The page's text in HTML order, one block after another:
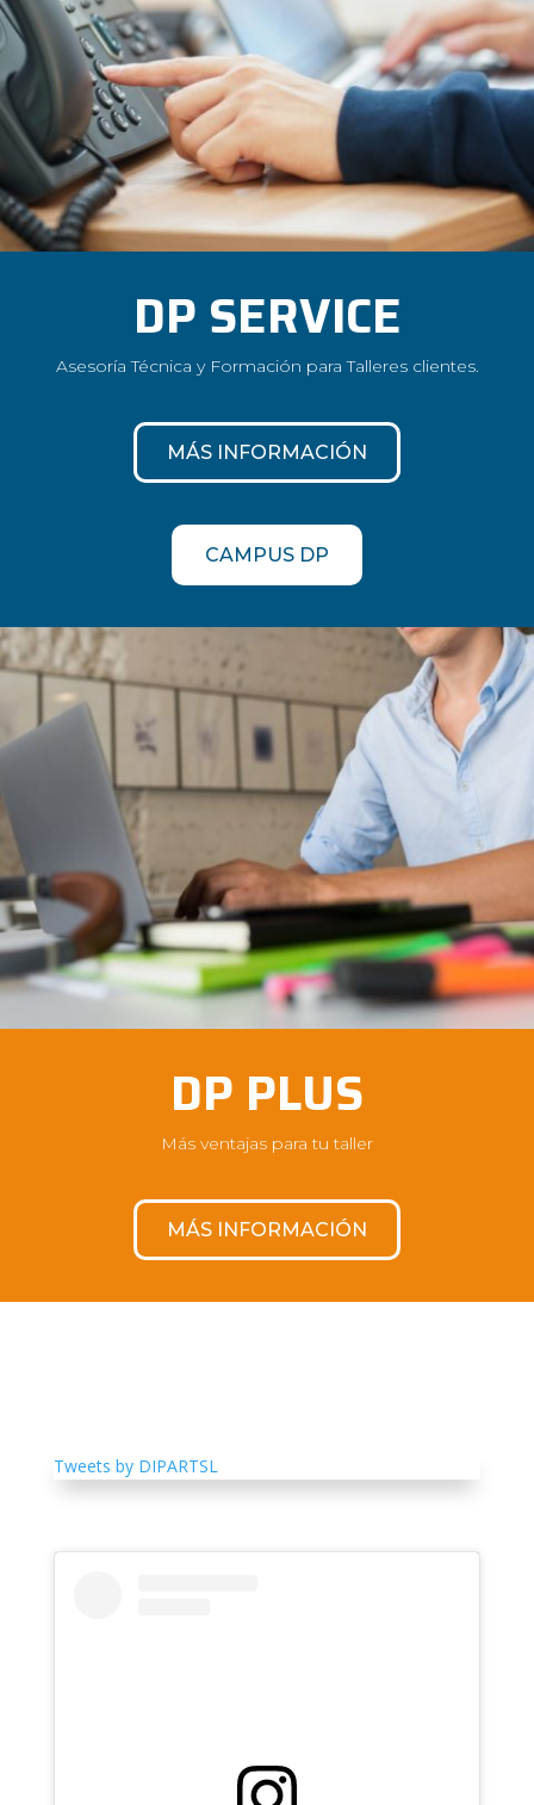
DP SERVICE
Asesoría Técnica y Formación para Talleres clientes.
MÁS INFORMACIÓN
CAMPUS DP
DP PLUS
Más ventajas para tu taller
MÁS INFORMACIÓN
Tweets by DIPARTSL